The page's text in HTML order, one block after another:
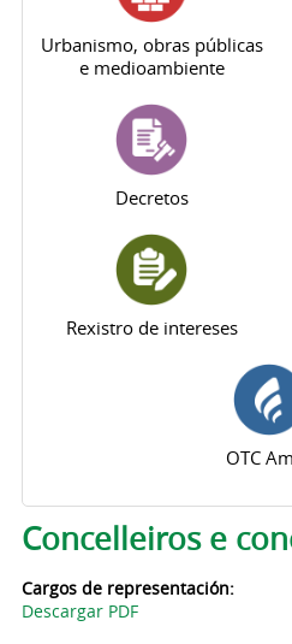
Urbanismo, obras públicas
e medioambiente
Decretos
Rexistro de intereses
OTC
Concelleiros e
Cargos de representación:
Descargar PDF